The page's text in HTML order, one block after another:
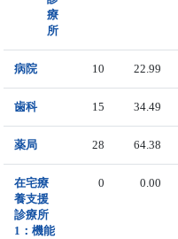
療
所
病院 10 22.99
歯科 15 34.49
薬局 28 64.38
在宅療
養支援
診療所
1：機能
0 0.00